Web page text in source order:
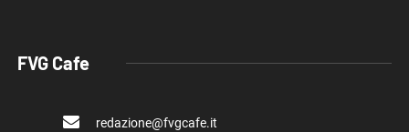
FVG Cafe
redazione@fvgcafe.it